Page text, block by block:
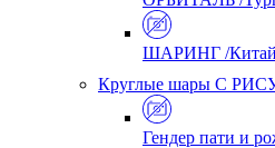
ШАРИНГ /Китай
Круглые шары С
Гендер пати и